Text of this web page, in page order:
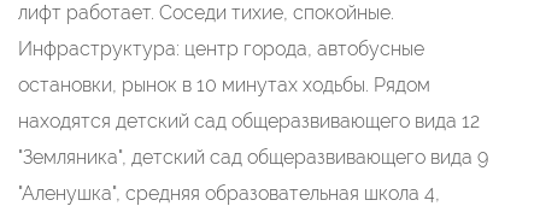
лифт работает. Соседи тихие, спокойные.
Инфраструктура: центр города, автобусные
остановки, рынок в 10 минутах ходьбы. Рядом
находятся детский сад общеразвивающего вида 12
"Земляника", детский сад общеразвивающего вида 9
"Аленушка", средняя образовательная школа 4,